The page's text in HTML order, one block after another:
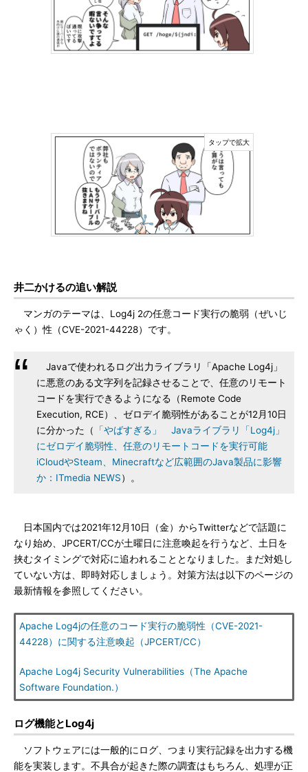
井二かけるの追い解説
マンガのテーマは、Log4j 2の任意コード実行の脆弱（ぜいじ
ゃく）性（CVE-2021-44228）です。
Javaで使われるログ出力ライブラリ「Apache Log4j」
に悪意のある文字列を記録させることで、任意のリモート
コードを実行できるようになる（Remote Code
Execution, RCE）、ゼロデイ脆弱性があることが12月10日
に分かった（
「やばすぎる」 Javaライブラリ「Log4j」
にゼロデイ脆弱性、任意のリモートコードを実行可能
iCloudやSteam、Minecraftなど広範囲のJava製品に影響
か：ITmedia NEWS）。
日本国内では2021年12月10日（金）からTwitterなどで話題に
なり始め、JPCERT/CCが土曜日に注意喚起を行うなど、土日を
挟むタイミングで対応に追われることとなりました。まだ対処し
ていない方は、即時対応しましょう。対策方法は以下のページの
最新情報を参照してください。
Apache Log4jの任意のコード実行の脆弱性（CVE-2021-
44228）に関する注意喚起（JPCERT/CC）
Apache Log4j Security Vulnerabilities（The Apache
Software Foundation.）
ログ機能とLog4j
ソフトウェアには一般的にログ、つまり実行記録を出力する機
能を実装します。不具合が起きた際の調査はもちろん、処理が正